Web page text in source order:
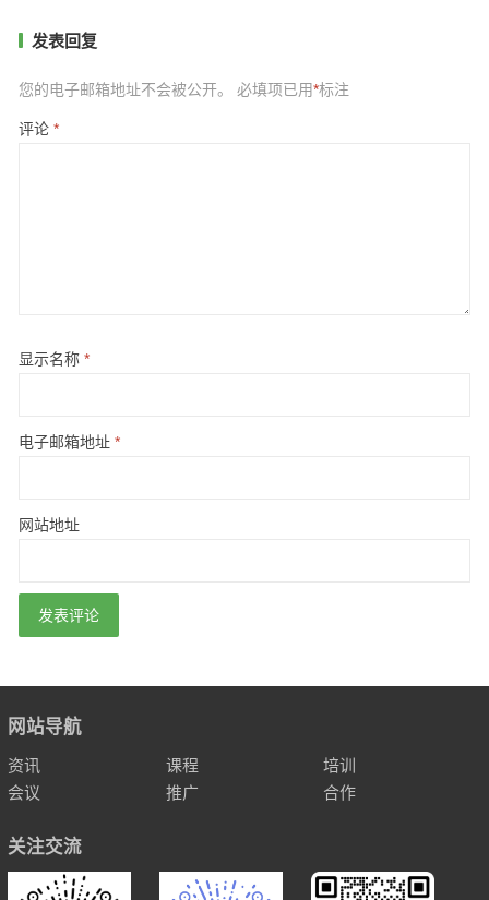
发表回复
您的电子邮箱地址不会被公开。 必填项已用*标注
评论 *
显示名称 *
电子邮箱地址 *
网站地址
网站导航
资讯 课程
培训
会议
推广 合作
关注交流